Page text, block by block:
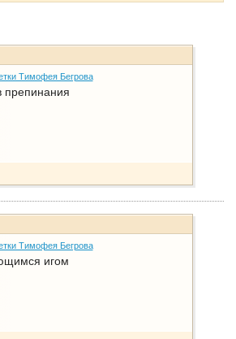
Тимофея Бегрова
препинания
Тимофея Бегрова
игом